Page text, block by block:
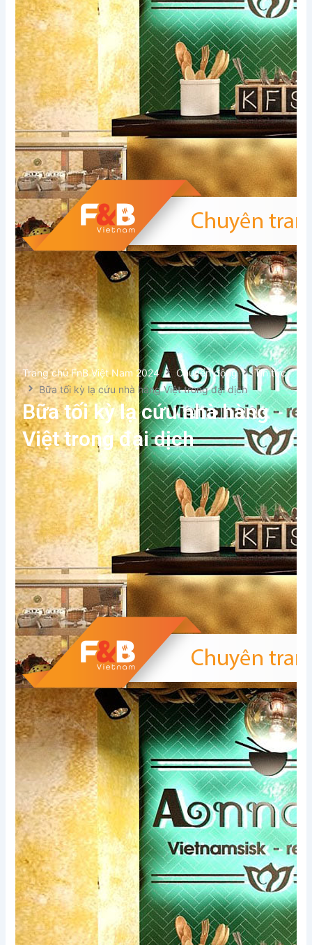
Xem thêm
Trang chủ FnB Việt Nam 2024 Chuyển động
Tin tức
Bữa tối kỳ lạ cứu nhà hàng Việt trong đại dịch
Bữa tối kỳ lạ cứu nhà hàng
Việt trong đại dịch